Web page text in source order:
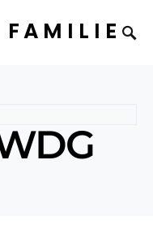
FAMILIE